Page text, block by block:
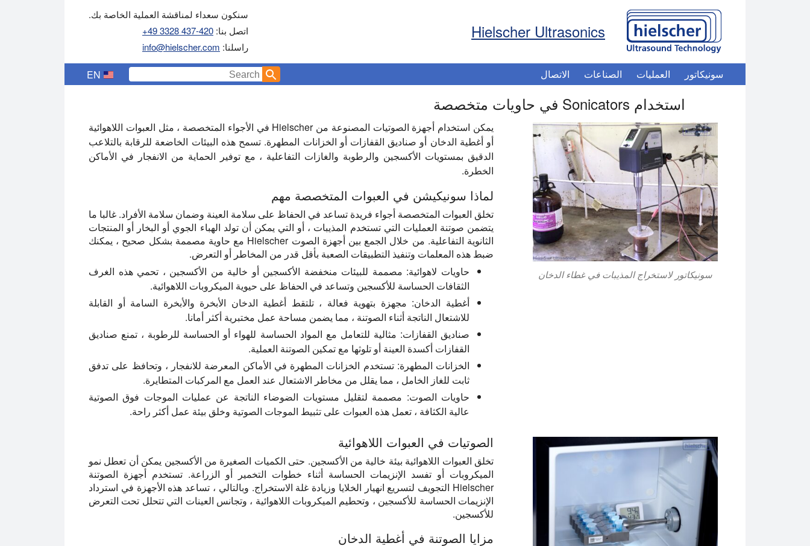
Hielscher Ultrasonics
سنكون سعداء لمناقشة العملية الخاصة بك.
اتصل بنا: +49 3328 437-420
راسلنا: info@hielscher.com
سونيكاتور العمليات الصناعات الاتصال EN
استخدام Sonicators في حاويات متخصصة
يمكن استخدام أجهزة الصوتيات المصنوعة من Hielscher في الأجواء المتخصصة ، مثل العبوات اللاهوائية
أو أغطية الدخان أو صناديق القفازات أو الخزانات المطهرة. تسمح هذه البيئات الخاضعة للرقابة بالتلاعب
الدقيق بمستويات الأكسجين والرطوبة والغازات التفاعلية ، مع توفير الحماية من الانفجار في الأماكن
الخطرة.
لماذا سونيكيشن في العبوات المتخصصة مهم
تخلق العبوات المتخصصة أجواء فريدة تساعد في الحفاظ على سلامة العينة وضمان سلامة الأفراد. غالبا ما
يتضمن صوتنة العمليات التي تستخدم المذيبات ، أو التي يمكن أن تولد الهباء الجوي أو البخار أو المنتجات
الثانوية التفاعلية. من خلال الجمع بين أجهزة الصوت Hielscher مع حاوية مصممة بشكل صحيح ، يمكنك
ضبط هذه المعلمات وتنفيذ التطبيقات الصعبة بأقل قدر من المخاطر أو التعرض.
حاويات لاهوائية: مصممة للبيئات منخفضة الأكسجين أو خالية من الأكسجين ، تحمي هذه الغرف
الثقافات الحساسة للأكسجين وتساعد في الحفاظ على حيوية الميكروبات اللاهوائية.
أغطية الدخان: مجهزة بتهوية فعالة ، تلتقط أغطية الدخان الأبخرة والأبخرة السامة أو القابلة
للاشتعال الناتجة أثناء الصوتنة ، مما يضمن مساحة عمل مختبرية أكثر أمانا.
صناديق القفازات: مثالية للتعامل مع المواد الحساسة للهواء أو الحساسة للرطوبة ، تمنع صناديق
القفازات أكسدة العينة أو تلوثها مع تمكين الصوتنة العملية.
الخزانات المطهرة: تستخدم الخزانات المطهرة في الأماكن المعرضة للانفجار ، وتحافظ على تدفق
ثابت للغاز الخامل ، مما يقلل من مخاطر الاشتعال عند العمل مع المركبات المتطايرة.
حاويات الصوت: مصممة لتقليل مستويات الضوضاء الناتجة عن عمليات الموجات فوق الصوتية
عالية الكثافة ، تعمل هذه العبوات على تثبيط الموجات الصوتية وخلق بيئة عمل أكثر راحة.
سونيكاتور لاستخراج المذيبات في غطاء الدخان
الصوتيات في العبوات اللاهوائية
تخلق العبوات اللاهوائية بيئة خالية من الأكسجين. حتى الكميات الصغيرة من الأكسجين يمكن أن تعطل نمو
الميكروبات أو تفسد الإنزيمات الحساسة أثناء خطوات التخمير أو الزراعة. تستخدم أجهزة الصوتنة
Hielscher التجويف لتسريع انهيار الخلايا وزيادة غلة الاستخراج. وبالتالي ، تساعد هذه الأجهزة في استرداد
الإنزيمات الحساسة للأكسجين ، وتحطيم الميكروبات اللاهوائية ، وتجانس العينات التي تتحلل تحت التعرض
للأكسجين.
مزايا الصوتنة في أغطية الدخان